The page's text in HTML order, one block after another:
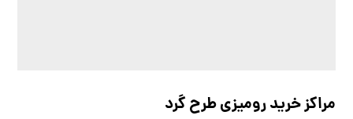
مراکز خرید رومیزی طرح گرد